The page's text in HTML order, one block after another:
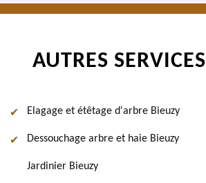
AUTRES SERVICES
Elagage et étêtage d'arbre Bieuzy
Dessouchage arbre et haie Bieuzy
Jardinier Bieuzy